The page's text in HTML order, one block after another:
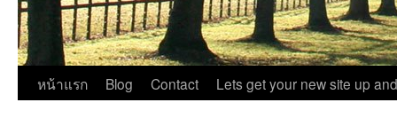
ข้าม
หน้าแรก Blog Contact Lets get your new site up